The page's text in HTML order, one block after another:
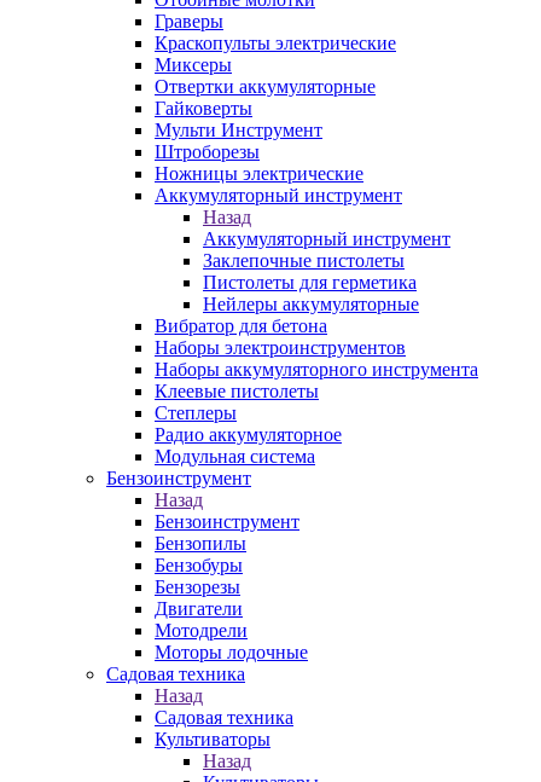
Граверы
Краскопульты электрические
Миксеры
Отвертки аккумуляторные
Гайковерты
Мульти Инструмент
Штроборезы
Ножницы электрические
Аккумуляторный инструмент
Назад
Аккумуляторный инструмент
Заклепочные пистолеты
Пистолеты для герметика
Нейлеры аккумуляторные
Вибратор для бетона
Наборы электроинструментов
Наборы аккумуляторного инструмента
Клеевые пистолеты
Степлеры
Радио аккумуляторное
Модульная система
Бензоинструмент
Назад
Бензоинструмент
Бензопилы
Бензобуры
Бензорезы
Двигатели
Мотодрели
Моторы лодочные
Садовая техника
Назад
Садовая техника
Культиваторы
Назад